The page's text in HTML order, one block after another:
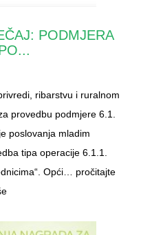
PODMJERA
ribarstvu i ruralnom
provedbu podmjere 6.1.
poslovanja mladim
tipa operacije 6.1.1.
Opći… pročitajte